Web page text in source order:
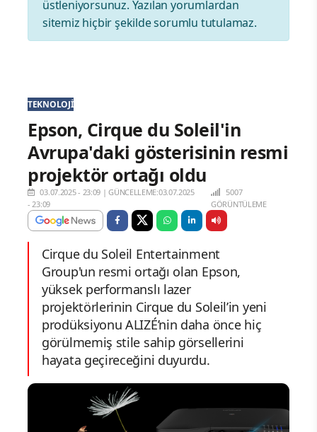
üstleniyorsunuz. Yazılan yorumlardan
sitemiz hiçbir şekilde sorumlu tutulamaz.
TEKNOLOJI
Epson, Cirque du Soleil'in
Avrupa'daki gösterisinin resmi
projektör ortağı oldu
03.07.2025 - 23:09 |GÜNCELLEME:03.07.2025
- 23:09
5007
GÖRÜNTÜLEME
Cirque du Soleil Entertainment
Group'un resmi ortağı olan Epson,
yüksek performanslı lazer
projektörlerinin Cirque du Soleil’in yeni
prodüksiyonu ALIZÉ’nin daha önce hiç
görülmemiş stile sahip görsellerini
hayata geçireceğini duyurdu.